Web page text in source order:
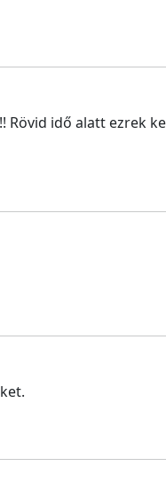
idő alatt ezrek